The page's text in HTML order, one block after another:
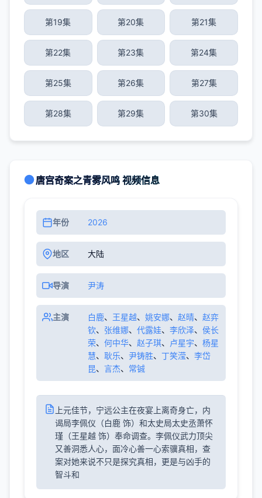
第19集 第20集 第21集
第22集 第23集 第24集
第25集 第26集 第27集
第28集 第29集 第30集
唐宫奇案之青雾风鸣 视频信息
年份 2026
地区 大陆
导演 尹涛
主演 白鹿、 王星越、 姚安娜、 赵晴、 赵弈
钦、 张维娜、 代露娃、 李欣泽、 侯长
荣、 何中华、 赵子琪、 卢星宇、 杨星
慧、 耿乐、 尹铸胜、 丁笑滢、 李岱
昆、 言杰、 常铖
上元佳节，宁远公主在夜宴上离奇身亡，内
谒局李佩仪（白鹿 饰）和太史局太史丞萧怀
瑾（王星越 饰）奉命调查。李佩仪武力顶尖
又善洞悉人心，面冷心善一心索骥真相，查
案对她来说不只是探究真相，更是与凶手的
智斗和